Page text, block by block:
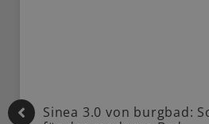
Sinea 3.0 von burgbad: